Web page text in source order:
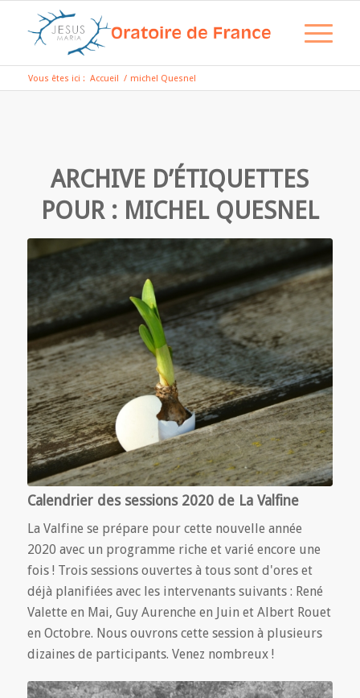
Vous êtes ici : Accueil / michel Quesnel
ARCHIVE D’ÉTIQUETTES
POUR : MICHEL QUESNEL
Calendrier des sessions 2020 de La Valfine
La Valfine se prépare pour cette nouvelle année
2020 avec un programme riche et varié encore une
fois ! Trois sessions ouvertes à tous sont d'ores et
déjà planifiées avec les intervenants suivants : René
Valette en Mai, Guy Aurenche en Juin et Albert Rouet
en Octobre. Nous ouvrons cette session à plusieurs
dizaines de participants. Venez nombreux !